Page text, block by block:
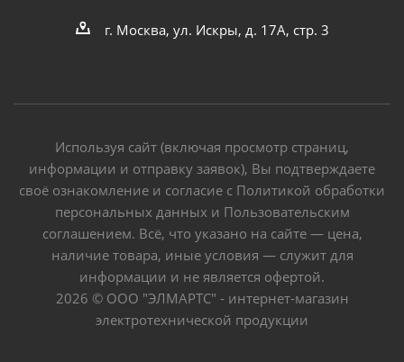
г. Москва, ул. Искры, д. 17А, стр. 3
Используя сайт (включая просмотр страниц,
информации и отправку заявок), Вы подтверждаете
своё ознакомление и согласие с Политикой обработки
персональных данных и Пользовательским
соглашением. Всё, что указано на сайте — цена,
наличие товара, иные условия — служит для
информации и не является офертой.
2026 © ООО "ЭЛМАРТС" - интернет-магазин
электротехнической продукции